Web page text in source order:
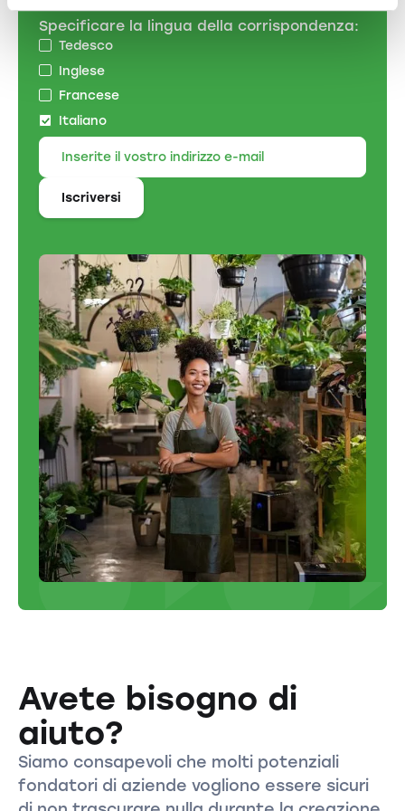
Specificare la lingua della corrispondenza:
Tedesco
Inglese
Francese
Italiano
Avete bisogno di
aiuto?
Siamo consapevoli che molti potenziali
fondatori di aziende vogliono essere sicuri